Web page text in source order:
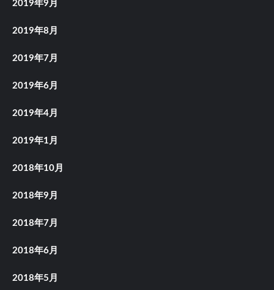
2019年9月
2019年8月
2019年7月
2019年6月
2019年4月
2019年1月
2018年10月
2018年9月
2018年7月
2018年6月
2018年5月